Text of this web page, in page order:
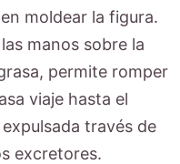
moldear la figura.
manos sobre la
permite romper
viaje hasta el
través de
excretores.